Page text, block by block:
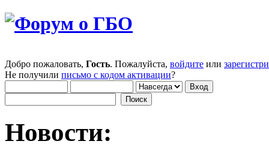
Добро пожаловать, Гость. Пожалуйста, войдите или
Не получили письмо с кодом активации?
Новости: